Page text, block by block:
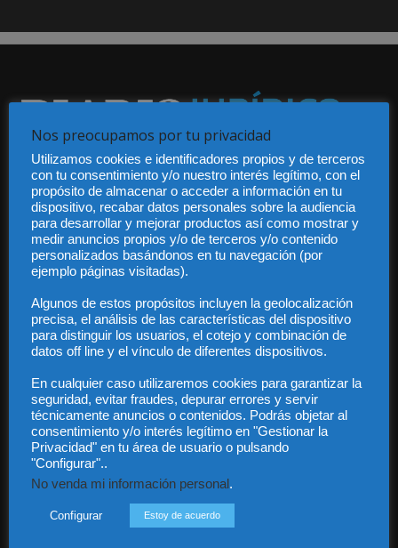
Audiencia y Publicidad
Quiénes somos
Legal
Privacidad
Contacto
Guía Colaboradores
Contáctanos:info@diariojuridico.com
Incluso más noticias
es el referente en derecho...
7 agosto, 2026
Nos preocupamos por tu privacidad
Utilizamos cookies e identificadores propios y de terceros
con tu consentimiento y/o nuestro interés legítimo, con el
propósito de almacenar o acceder a información en tu
dispositivo, recabar datos personales sobre la audiencia
para desarrollar y mejorar productos así como mostrar y
medir anuncios propios y/o de terceros y/o contenido
personalizados basándonos en tu navegación (por
ejemplo páginas visitadas).
Algunos de estos propósitos incluyen la geolocalización
precisa, el análisis de las características del dispositivo
para distinguir los usuarios, el cotejo y combinación de
datos off line y el vínculo de diferentes dispositivos.
En cualquier caso utilizaremos cookies para garantizar la
seguridad, evitar fraudes, depurar errores y servir
técnicamente anuncios o contenidos. Podrás objetar al
consentimiento y/o interés legítimo en "Gestionar la
Privacidad" en tu área de usuario o pulsando
"Configurar"..
No venda mi información personal .
Configurar Estoy de acuerdo